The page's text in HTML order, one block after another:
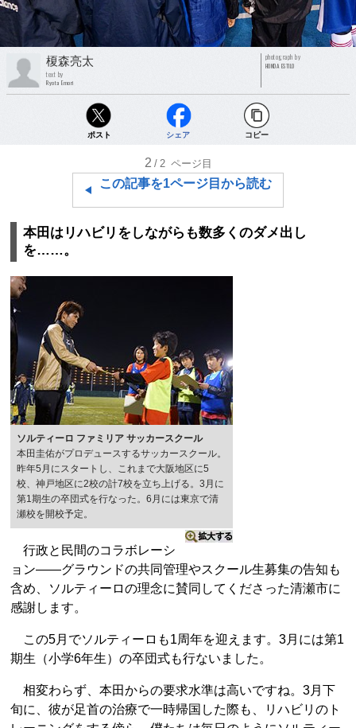
榎森亮太
text by
Ryota Emori
photograph by
HONDA ESTILO
ポスト シェア コピー
2 /2 ページ目
この記事を1ページ目から読む
本田はリハビリをしながらも数多くのダメ出し
を……。
ソルティーロ ファミリア サッカースクール
本田圭佑がプロデュースするサッカースクール。
昨年5月にスタートし、これまで大阪地区に5
校、神戸地区に2校の計7校を立ち上げる。3月に
第1期生の卒団式を行なった。6月には東京で清
瀬校を開校予定。
行政と民間のコラボレーシ
ョン――グラウンドの共同管理やスクール生募集の告知も
含め、ソルティーロの理念に賛同してくださった清瀬市に
感謝します。
この5月でソルティーロも1周年を迎えます。3月には第1
期生（小学6年生）の卒団式も行ないました。
相変わらず、本田からの要求水準は高いですね。3月下
旬に、彼が足首の治療で一時帰国した際も、リハビリのト